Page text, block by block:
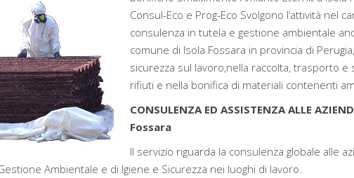
Consul-Eco e Prog-Eco Svolgono l’attività nel
consulenza in tutela e gestione ambientale
comune di Isola Fossara in provincia di
sicurezza sul lavoro,nella raccolta, trasporto e
rifiuti e nella bonifica di materiali contenenti
CONSULENZA ED ASSISTENZA ALLE
Fossara
Il servizio riguarda la consulenza globale alle
Ambientale e di Igiene e Sicurezza nei luoghi di lavoro.